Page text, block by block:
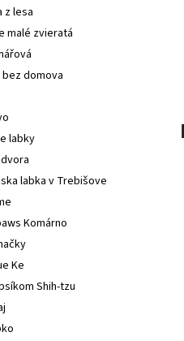
z lesa
malé zvieratá
domova
labky
labka v Trebišove
Komárno
Ke
Shih-tzu